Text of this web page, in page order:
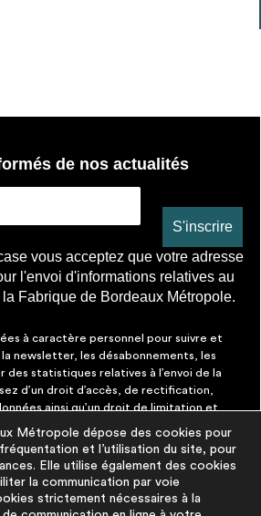
de nos actualités
vous acceptez que votre adresse
l'envoi d'informations relatives au
Fabrique de Bordeaux Métropole.
à caractère personnel pour suivre et
newsletter, les désabonnements, les
statistiques relatives à l’envoi de la
d’un droit d’accès, de rectification,
ainsi qu’un droit de limitation et
communications en cliquant sur le lien de
chaque message. Vous pouvez
électronique à contact@lafab-
sur le traitement de vos données,
Métropole dépose des cookies pour
et l’utilisation du site, pour
Elle utilise également des cookies
la communication par voie
strictement nécessaires à la